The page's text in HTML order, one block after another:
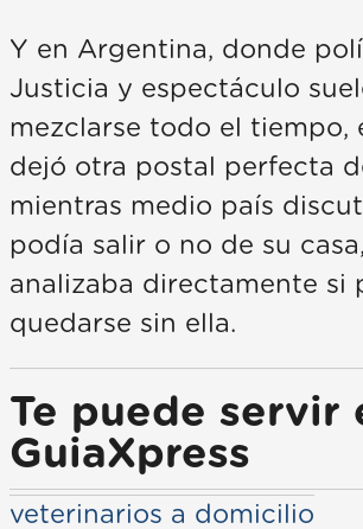
Y en Argentina, donde
Justicia y espectáculo
mezclarse todo el tiempo,
dejó otra postal perfecta
mientras medio país
podía salir o no de su
analizaba directamente si
quedarse sin ella.
Te puede servir
GuiaXpress
veterinarios a domicilio